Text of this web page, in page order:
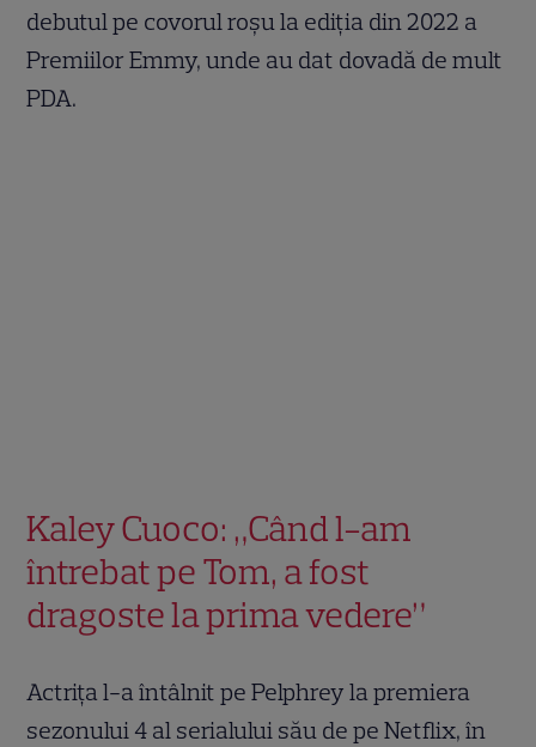
debutul pe covorul roșu la ediția din 2022 a
Premiilor Emmy, unde au dat dovadă de mult
PDA.
Kaley Cuoco: „Când l-am
întrebat pe Tom, a fost
dragoste la prima vedere”
Actrița l-a întâlnit pe Pelphrey la premiera
sezonului 4 al serialului său de pe Netflix, în